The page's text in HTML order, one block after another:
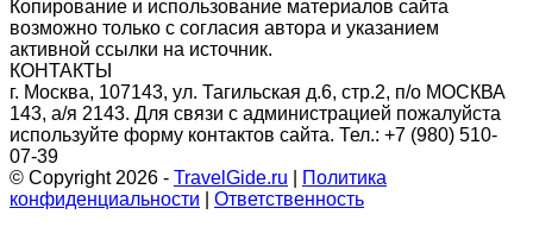
Копирование и использование материалов сайта
возможно только c согласия автора и указанием
активной ссылки на источник.
КОНТАКТЫ
г. Москва, 107143, ул. Тагильская д.6, стр.2, п/о МОСКВА
143, а/я 2143. Для связи с администрацией пожалуйста
используйте форму контактов сайта. Тел.: +7 (980) 510-
07-39
© Copyright 2026 - TravelGide.ru
Политика
конфиденциальности
Ответственность